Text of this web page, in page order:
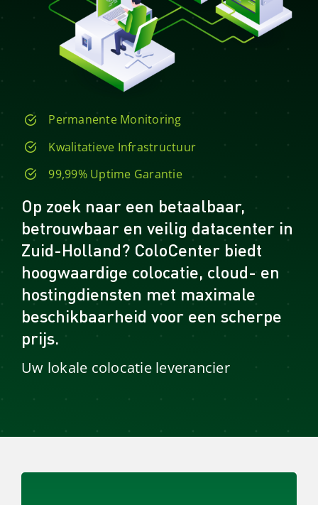
Permanente Monitoring
Kwalitatieve Infrastructuur
99,99% Uptime Garantie
Op zoek naar een betaalbaar,
betrouwbaar en veilig datacenter in
Zuid-Holland? ColoCenter biedt
hoogwaardige colocatie, cloud- en
hostingdiensten met maximale
beschikbaarheid voor een scherpe
prijs.
Uw lokale colocatie leverancier